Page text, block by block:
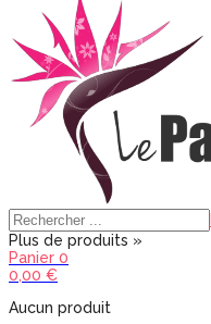
Plus de produits »
Panier 0
0,00 €
Aucun produit